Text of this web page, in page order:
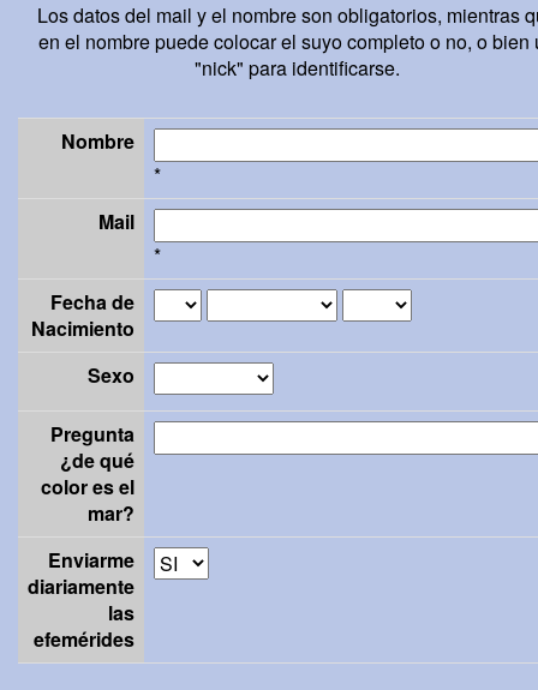
Los datos del mail y el nombre son obligatorios, mientras
en el nombre puede colocar el suyo completo o no, o bien
"nick" para identificarse.
Nombre
*
Mail
*
Fecha de
Nacimiento
Sexo
Pregunta
¿de qué
color es el
mar?
Enviarme
diariamente
las
efemérides